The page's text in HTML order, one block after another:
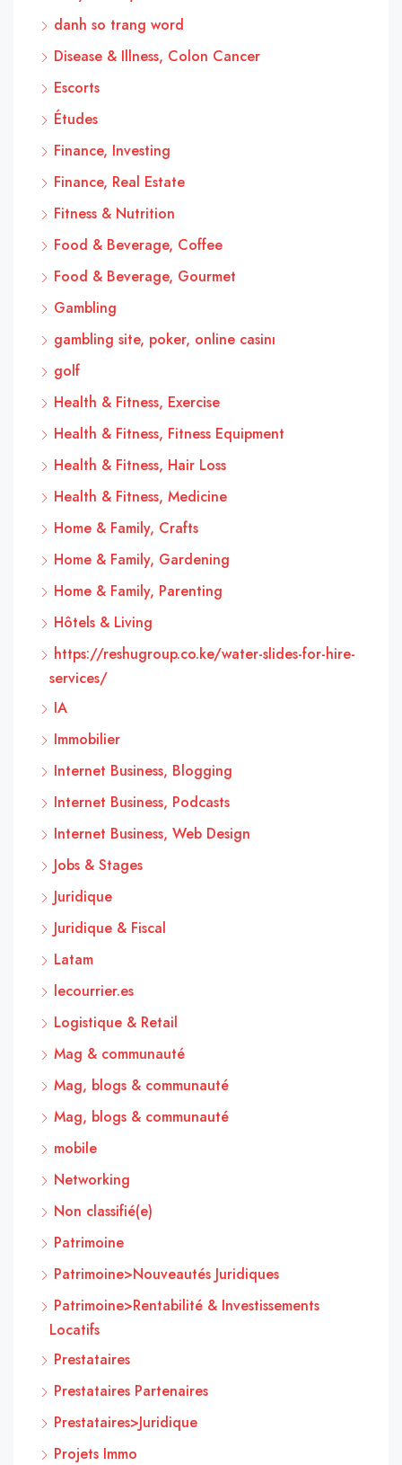
danh so trang word
Disease & Illness, Colon Cancer
Escorts
Études
Finance, Investing
Finance, Real Estate
Fitness & Nutrition
Food & Beverage, Coffee
Food & Beverage, Gourmet
Gambling
gambling site, poker, online casinı
golf
Health & Fitness, Exercise
Health & Fitness, Fitness Equipment
Health & Fitness, Hair Loss
Health & Fitness, Medicine
Home & Family, Crafts
Home & Family, Gardening
Home & Family, Parenting
Hôtels & Living
https://reshugroup.co.ke/water-slides-for-hire-
services/
IA
Immobilier
Internet Business, Blogging
Internet Business, Podcasts
Internet Business, Web Design
Jobs & Stages
Juridique
Juridique & Fiscal
Latam
lecourrier.es
Logistique & Retail
Mag & communauté
Mag, blogs & communauté
Mag, blogs & communauté
mobile
Networking
Non classifié(e)
Patrimoine
Patrimoine>Nouveautés Juridiques
Patrimoine>Rentabilité & Investissements
Locatifs
Prestataires
Prestataires Partenaires
Prestataires>Juridique
Projets Immo